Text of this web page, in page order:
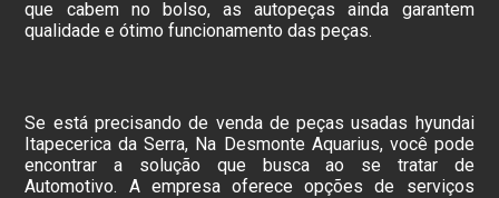
que cabem no bolso, as autopeças ainda garantem
qualidade e ótimo funcionamento das peças.
Se está precisando de venda de peças usadas hyundai
Itapecerica da Serra, Na Desmonte Aquarius, você pode
encontrar a solução que busca ao se tratar de
Automotivo. A empresa oferece opções de serviços